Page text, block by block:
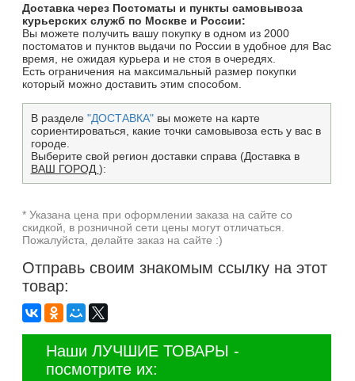
Доставка через Постоматы и пункты самовывоза
курьерских служб по Москве и России:
Вы можете получить вашу покупку в одном из 2000
постоматов и пунктов выдачи по России в удобное для Вас
время, не ожидая курьера и не стоя в очередях.
Есть ограничения на максимальный размер покупки
который можно доставить этим способом.
В разделе "ДОСТАВКА"вы можете на карте
сориентироваться, какие точки самовывоза есть у вас в
городе.
Выберите свой регион доставки справа (Доставка в
ВАШ ГОРОД ):
* Указана цена при оформлении заказа на сайте со
скидкой, в розничной сети цены могут отличаться.
Пожалуйста, делайте заказ на сайте :)
Отправь своим знакомым ссылку на этот
товар:
Наши ЛУЧШИЕ ТОВАРЫ -
посмотрите их: